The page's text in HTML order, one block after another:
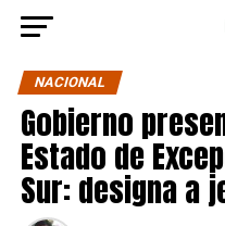
NACIONAL
Gobierno
Estado de
Sur: designa a